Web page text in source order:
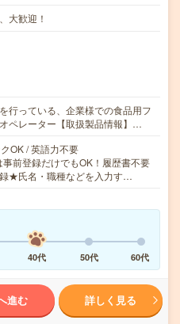
大歓迎！
行っている、企業様での食品用フ
ペレーター【取扱製品情報】…
OK / 英語力不要
前登録だけでもOK！履歴書不要
★氏名・職種などを入力す…
40代 50代 60代
進む 詳しく見る